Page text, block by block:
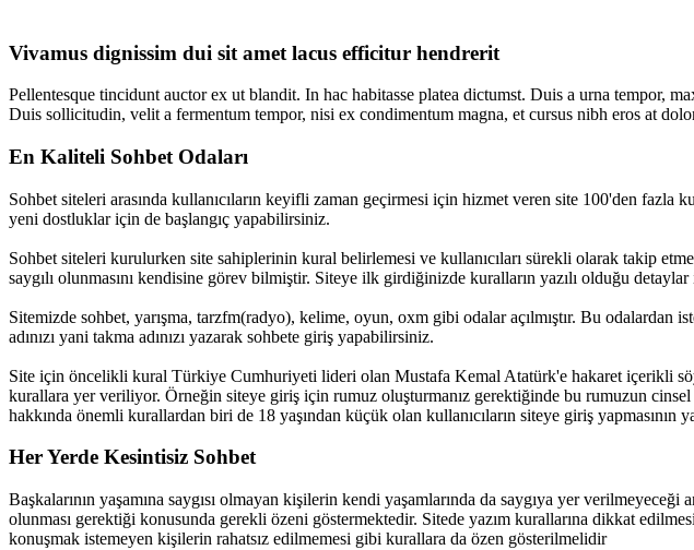
Vivamus dignissim dui sit amet lacus efficitur hendrerit
Pellentesque tincidunt auctor ex ut blandit. In hac habitasse platea dictumst. Duis a urna tempor,
Duis sollicitudin, velit a fermentum tempor, nisi ex condimentum magna, et cursus nibh eros at
En Kaliteli Sohbet Odaları
Sohbet siteleri arasında kullanıcıların keyifli zaman geçirmesi için hizmet veren site 100'den
yeni dostluklar için de başlangıç yapabilirsiniz.
Sohbet siteleri kurulurken site sahiplerinin kural belirlemesi ve kullanıcıları sürekli olarak takip
saygılı olunmasını kendisine görev bilmiştir. Siteye ilk girdiğinizde kuralların yazılı olduğu detaylar
Sitemizde sohbet, yarışma, tarzfm(radyo), kelime, oyun, oxm gibi odalar açılmıştır. Bu odalardan
adınızı yani takma adınızı yazarak sohbete giriş yapabilirsiniz.
Site için öncelikli kural Türkiye Cumhuriyeti lideri olan Mustafa Kemal Atatürk'e hakaret içerikli
kurallara yer veriliyor. Örneğin siteye giriş için rumuz oluşturmanız gerektiğinde bu rumuzun
hakkında önemli kurallardan biri de 18 yaşından küçük olan kullanıcıların siteye giriş yapmasının
Her Yerde Kesintisiz Sohbet
Başkalarının yaşamına saygısı olmayan kişilerin kendi yaşamlarında da saygıya yer
olunması gerektiği konusunda gerekli özeni göstermektedir. Sitede yazım kurallarına dikkat
konuşmak istemeyen kişilerin rahatsız edilmemesi gibi kurallara da özen gösterilmelidir